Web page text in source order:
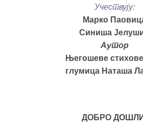
Учествују:
Марко
Синиша
Аутор
Његошеве
глумица Наташа
ДОБРО